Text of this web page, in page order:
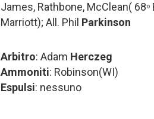
James, Rathbone, McClean( 68o
Marriott); All. Phil Parkinson
Arbitro: Adam Herczeg
Ammoniti: Robinson(WI)
Espulsi: nessuno